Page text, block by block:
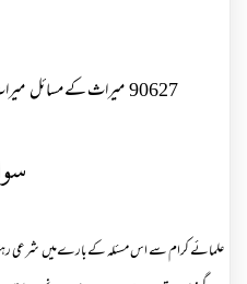
90627میراث کے مسائل
علمائے کرام سے اس مسئلہ کےبارےمیں شرعی